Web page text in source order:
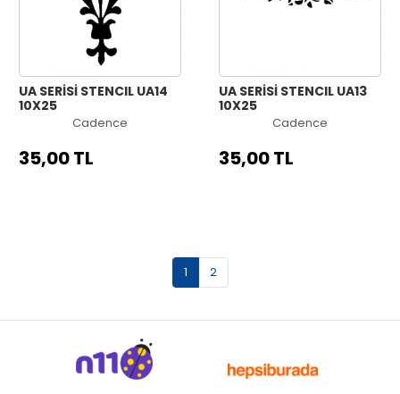
UA SERİSİ STENCIL UA14
10X25
Cadence
35,00 TL
UA SERİSİ STENCIL UA13
10X25
Cadence
35,00 TL
1 2